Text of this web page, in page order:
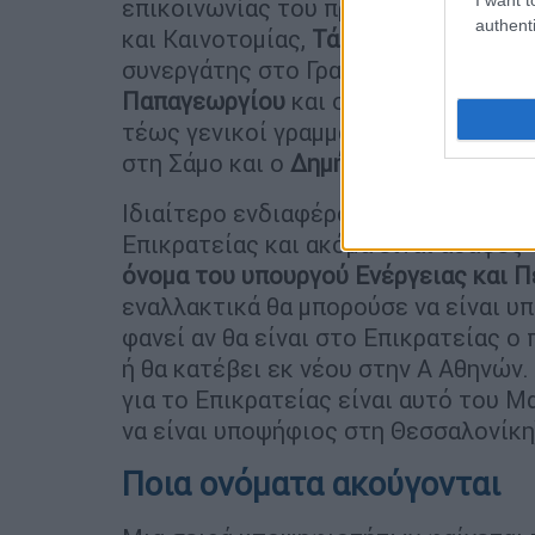
επικοινωνίας του πρωθυπουργού
και Καινοτομίας, Τάσος Γαϊτάνης.
συνεργάτης στο Γραφείο
Παπαγεωργίου και ο τέως Γενικός
τέως γενικοί γραμματείς θα
στη Σάμο και ο Δημήτρης Γλύμηςστη
Ιδιαίτερο ενδιαφέρον έχει ποια
Επικρατείας και ακόμα είναι
όνομα του υπουργού Ενέργειας και
εναλλακτικά θα μπορούσε να είναι
φανεί αν θα είναι στο Επικρατείας
ή θα κατέβει εκ νέου στην Α
για το Επικρατείας είναι αυτό του
να είναι υποψήφιος στη
Ποια ονόματα ακούγονται